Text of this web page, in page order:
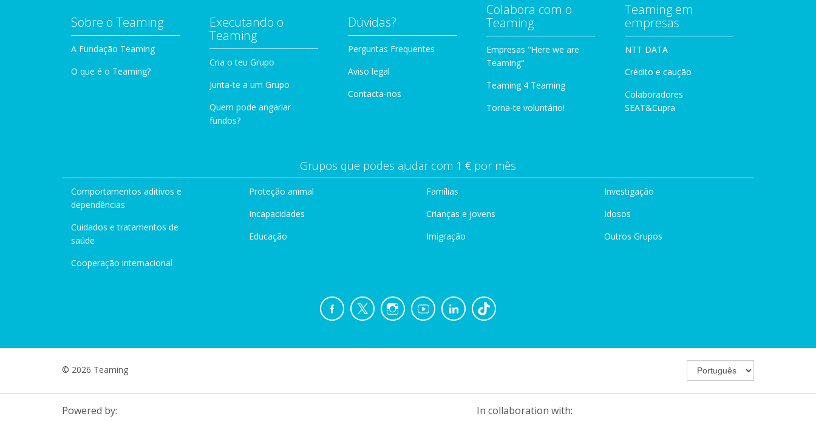
Sobre o Teaming
A Fundação Teaming
O que é o Teaming?
Executando o
Teaming
Cria o teu Grupo
Junta-te a um Grupo
Quem pode angariar
fundos?
Dúvidas?
Perguntas Frequentes
Aviso legal
Contacta-nos
Colabora com o
Teaming
Empresas "Here we are
Teaming"
Teaming 4 Teaming
Torna-te voluntário!
Teaming em
empresas
NTT DATA
Crédito e caução
Colaboradores
SEAT&Cupra
Grupos que podes ajudar com 1 € por mês
Comportamentos aditivos e
dependências
Cuidados e tratamentos de
saúde
Cooperação internacional
Proteção animal
Incapacidades
Educação
Famílias
Crianças e jovens
Imigração
Investigação
Idosos
Outros Grupos
© 2026 Teaming
Powered by: In collaboration with: